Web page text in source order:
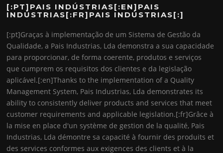
[:PT]PAIS INDÚSTRIAS[:EN]PAIS
INDÚSTRIAS[:FR]PAIS INDÚSTRIAS[:]
[:pt]Graças à implementação de um Sistema de Gestão da
Qualidade, a Pais Industrias, Lda demonstra a sua capacidade
para proporcionar, de forma coerente, produtos e serviços
que cumprem os requisitos dos clientes e da legislação
aplicável.[:en]Thanks to the implementation of a Quality
Management System, Pais Industrias, Lda demonstrates its
ability to consistently deliver products and services that meet
customer requirements and applicable legislation.[:fr]Grâce à
la mise en place d'un système de gestion de la qualité, Pais
Industrias, Lda démontre sa capacité à fournir des produits et
des services conformes aux exigences des clients et à la